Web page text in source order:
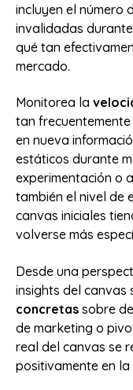
incluyen el número
invalidadas
qué tan
mercado.
Monitorea la
tan
en nueva
estáticos durante
experimentación o
también el nivel de
canvas iniciales
volverse más
Desde una
insights del canvas
concretas sobre
de marketing o
real del canvas se
positivamente en